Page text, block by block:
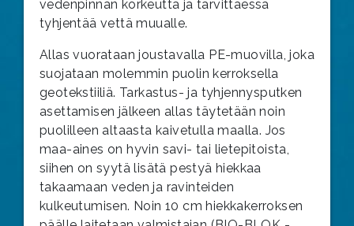
vedenpinnan korkeutta ja tarvittaessa
tyhjentää vettä muualle.
Allas vuorataan joustavalla PE-muovilla, joka
suojataan molemmin puolin kerroksella
geotekstiiliä. Tarkastus- ja tyhjennysputken
asettamisen jälkeen allas täytetään noin
puolilleen altaasta kaivetulla maalla. Jos
maa-aines on hyvin savi- tai lietepitoista,
siihen on syytä lisätä pestyä hiekkaa
takaamaan veden ja ravinteiden
kulkeutumisen. Noin 10 cm hiekkakerroksen